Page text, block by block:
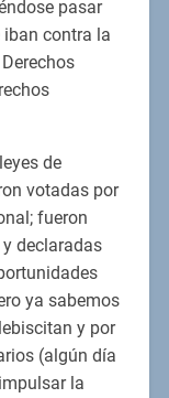
pasar
iban contra la
de
votadas por
fueron
declaradas
ya sabemos
y por
(algún día
la